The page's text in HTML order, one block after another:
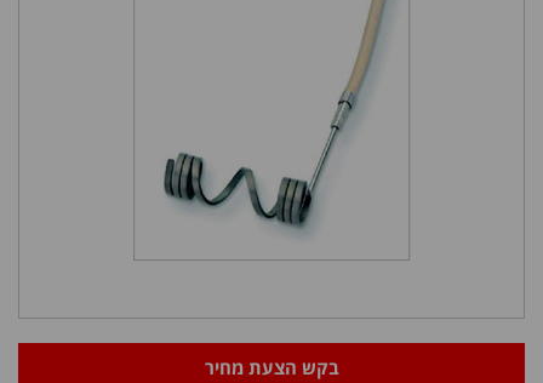
בקש הצעת מחיר